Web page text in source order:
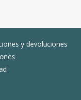
y devoluciones